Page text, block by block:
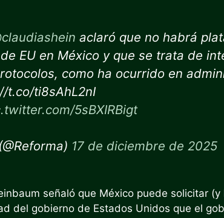
aclaró que no habrá
EU en México y que se trata de
como ha ocurrido en
t.co/ti8sAhL2nI
5sBXIRBigt
17 de diciembre de 2025
señaló que México puede solicitar
del gobierno de Estados Unidos que el